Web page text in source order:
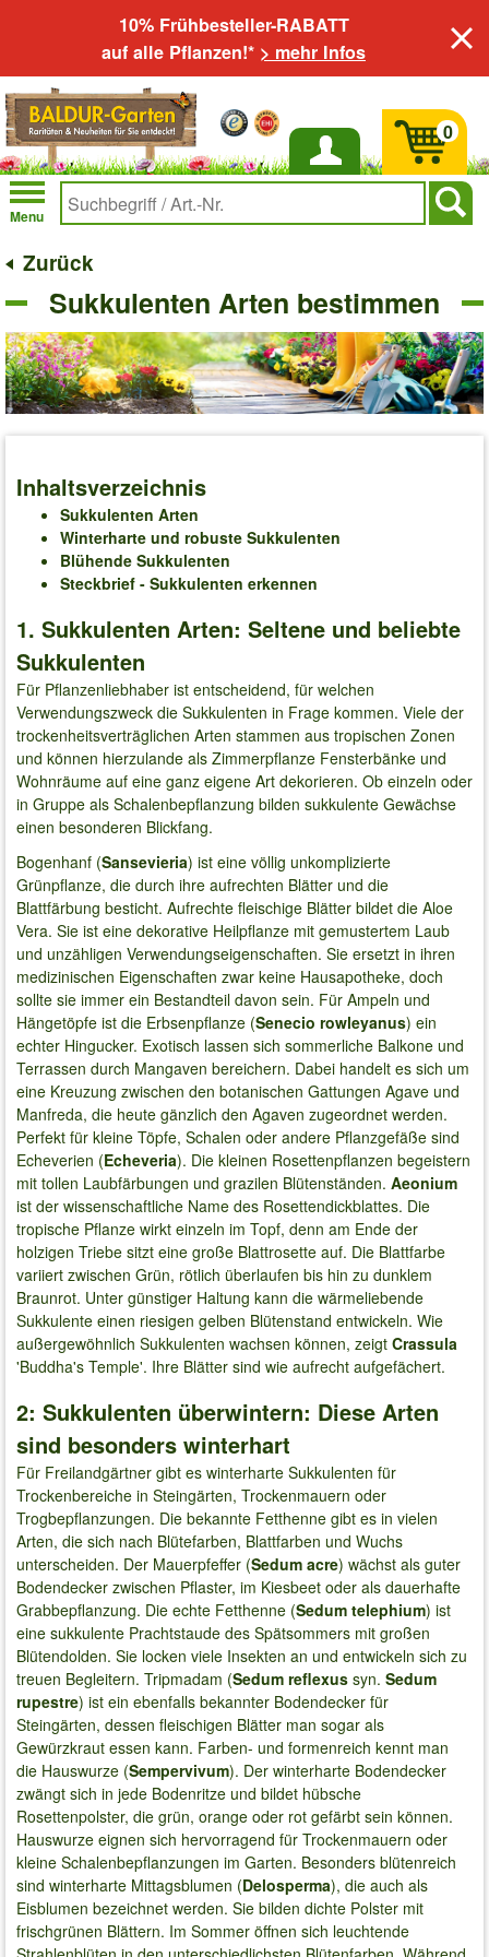
10% Frühbesteller-RABATT
auf alle Pflanzen!* > mehr Infos
Anmelden
Menu
0
Zurück
Sukkulenten Arten bestimmen
Inhaltsverzeichnis
Sukkulenten Arten
Winterharte und robuste Sukkulenten
Blühende Sukkulenten
Steckbrief - Sukkulenten erkennen
1. Sukkulenten Arten: Seltene und beliebte
Sukkulenten
Für Pflanzenliebhaber ist entscheidend, für welchen
Verwendungszweck die Sukkulenten in Frage kommen. Viele der
trockenheitsverträglichen Arten stammen aus tropischen Zonen
und können hierzulande als Zimmerpflanze Fensterbänke und
Wohnräume auf eine ganz eigene Art dekorieren. Ob einzeln oder
in Gruppe als Schalenbepflanzung bilden sukkulente Gewächse
einen besonderen Blickfang.
Bogenhanf (Sansevieria) ist eine völlig unkomplizierte
Grünpflanze, die durch ihre aufrechten Blätter und die
Blattfärbung besticht. Aufrechte fleischige Blätter bildet die Aloe
Vera. Sie ist eine dekorative Heilpflanze mit gemustertem Laub
und unzähligen Verwendungseigenschaften. Sie ersetzt in ihren
medizinischen Eigenschaften zwar keine Hausapotheke, doch
sollte sie immer ein Bestandteil davon sein. Für Ampeln und
Hängetöpfe ist die Erbsenpflanze (Senecio rowleyanus) ein
echter Hingucker. Exotisch lassen sich sommerliche Balkone und
Terrassen durch Mangaven bereichern. Dabei handelt es sich um
eine Kreuzung zwischen den botanischen Gattungen Agave und
Manfreda, die heute gänzlich den Agaven zugeordnet werden.
Perfekt für kleine Töpfe, Schalen oder andere Pflanzgefäße sind
Echeverien (Echeveria). Die kleinen Rosettenpflanzen begeistern
mit tollen Laubfärbungen und grazilen Blütenständen. Aeonium
ist der wissenschaftliche Name des Rosettendickblattes. Die
tropische Pflanze wirkt einzeln im Topf, denn am Ende der
holzigen Triebe sitzt eine große Blattrosette auf. Die Blattfarbe
variiert zwischen Grün, rötlich überlaufen bis hin zu dunklem
Braunrot. Unter günstiger Haltung kann die wärmeliebende
Sukkulente einen riesigen gelben Blütenstand entwickeln. Wie
außergewöhnlich Sukkulenten wachsen können, zeigt Crassula
'Buddha's Temple'. Ihre Blätter sind wie aufrecht aufgefächert.
2: Sukkulenten überwintern: Diese Arten
sind besonders winterhart
Für Freilandgärtner gibt es winterharte Sukkulenten für
Trockenbereiche in Steingärten, Trockenmauern oder
Trogbepflanzungen. Die bekannte Fetthenne gibt es in vielen
Arten, die sich nach Blütefarben, Blattfarben und Wuchs
unterscheiden. Der Mauerpfeffer (Sedum acre) wächst als guter
Bodendecker zwischen Pflaster, im Kiesbeet oder als dauerhafte
Grabbepflanzung. Die echte Fetthenne (Sedum telephium) ist
eine sukkulente Prachtstaude des Spätsommers mit großen
Blütendolden. Sie locken viele Insekten an und entwickeln sich zu
treuen Begleitern. Tripmadam (Sedum reflexus syn. Sedum
rupestre) ist ein ebenfalls bekannter Bodendecker für
Steingärten, dessen fleischigen Blätter man sogar als
Gewürzkraut essen kann. Farben- und formenreich kennt man
die Hauswurze (Sempervivum). Der winterharte Bodendecker
zwängt sich in jede Bodenritze und bildet hübsche
Rosettenpolster, die grün, orange oder rot gefärbt sein können.
Hauswurze eignen sich hervorragend für Trockenmauern oder
kleine Schalenbepflanzungen im Garten. Besonders blütenreich
sind winterharte Mittagsblumen (Delosperma), die auch als
Eisblumen bezeichnet werden. Sie bilden dichte Polster mit
frischgrünen Blättern. Im Sommer öffnen sich leuchtende